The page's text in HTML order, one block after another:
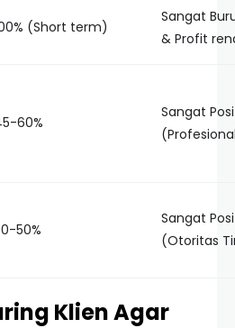
(Short term)
Sangat
& Profit
60%
Sangat
50%
Sangat
(Otoritas
Klien Agar